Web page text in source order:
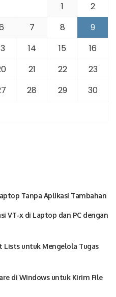
1
2
7 8
9
14 15
16
21 22
23
28 29
30
Tanpa Aplikasi Tambahan
VT-x di Laptop dan PC dengan
Lists untuk Mengelola Tugas
di Windows untuk Kirim File